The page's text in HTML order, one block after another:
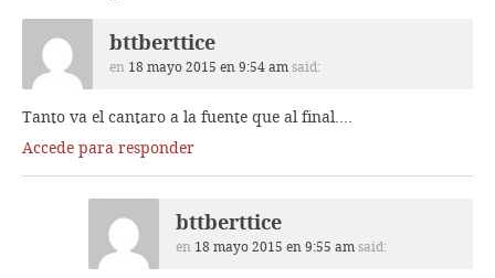
bttberttice
en 18 mayo 2015 en 9:54 am said:
Tanto va el cantaro a la fuente que al final….
Accede para responder
bttberttice
en 18 mayo 2015 en 9:55 am said: